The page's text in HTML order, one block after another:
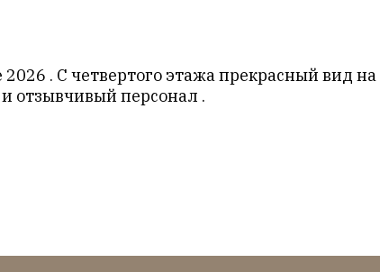
. С четвертого этажа прекрасный вид
отзывчивый персонал .